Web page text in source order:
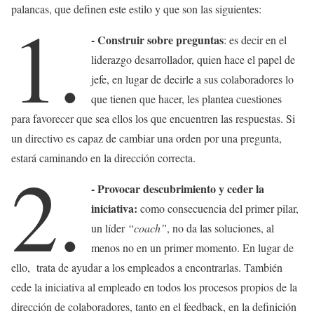
palancas, que definen este estilo y que son las siguientes:
1. - Construir sobre preguntas: es decir en el
liderazgo desarrollador, quien hace el papel de
jefe, en lugar de decirle a sus colaboradores lo
que tienen que hacer, les plantea cuestiones
para favorecer que sea ellos los que encuentren las respuestas. Si
un directivo es capaz de cambiar una orden por una pregunta,
estará caminando en la dirección correcta.
2.
- Provocar descubrimiento y ceder la
iniciativa: como consecuencia del primer pilar,
un líder “coach”, no da las soluciones, al
menos no en un primer momento. En lugar de
ello, trata de ayudar a los empleados a encontrarlas. También
cede la iniciativa al empleado en todos los procesos propios de la
dirección de colaboradores, tanto en el feedback, en la definición